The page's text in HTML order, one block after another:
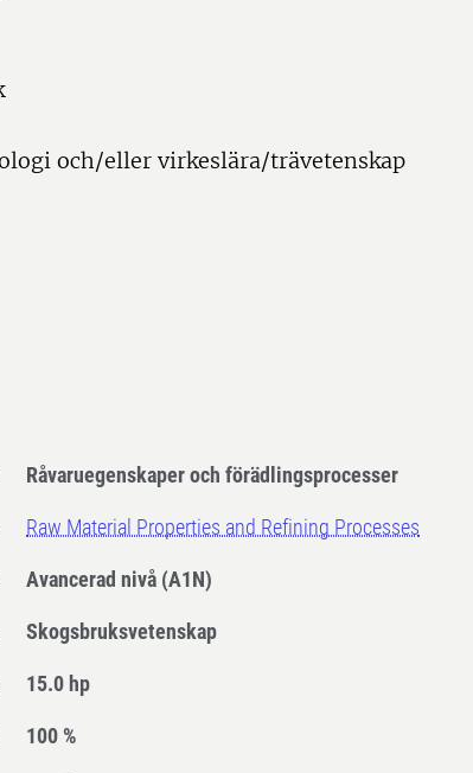
och/eller virkeslära/trävetenskap
Råvaruegenskaper och förädlingsprocesser
Raw Material Properties and Refining Processes
Avancerad nivå (A1N)
Skogsbruksvetenskap
15.0 hp
100 %